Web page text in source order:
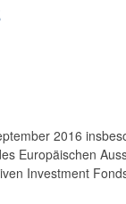
2016
Europäischen
Investment